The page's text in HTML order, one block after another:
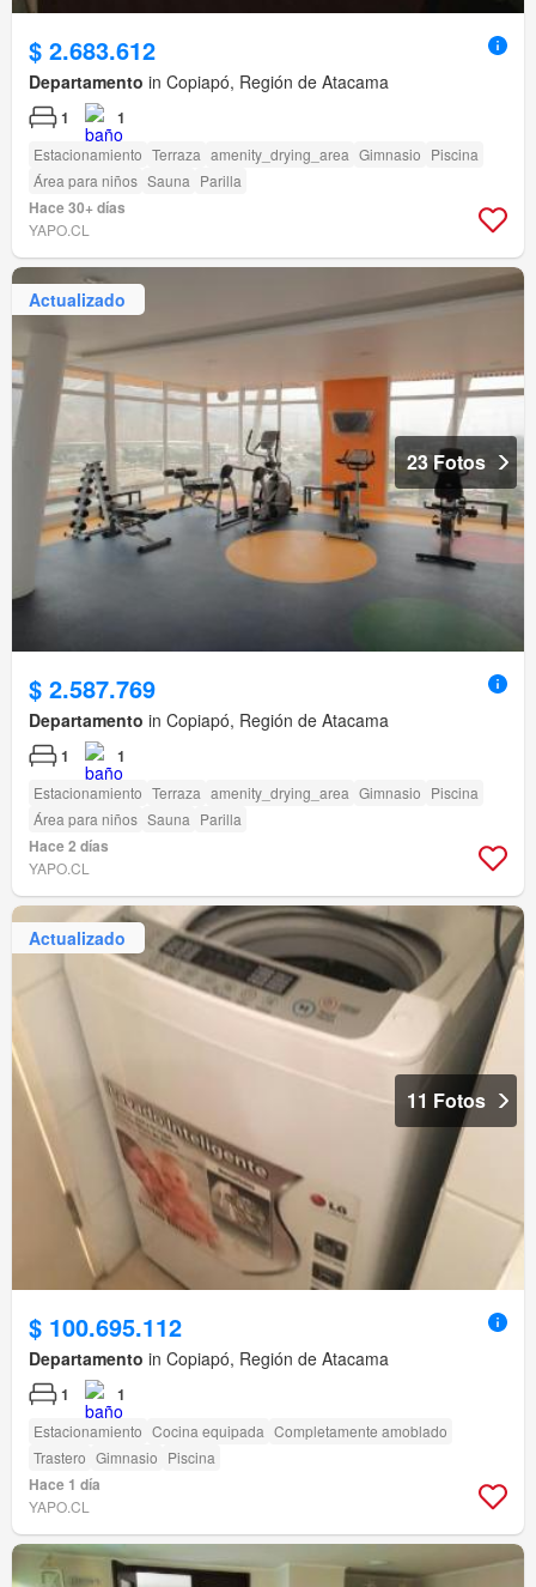
$ 2.683.612
Departamento in Copiapó, Región de Atacama
1 1
Estacionamiento Terraza amenity_drying_area Gimnasio Piscina
Área para niños Sauna Parilla
Hace 30+ días
YAPO.CL
Actualizado
23 Fotos
$ 2.587.769
Departamento in Copiapó, Región de Atacama
1 1
Estacionamiento Terraza amenity_drying_area Gimnasio Piscina
Área para niños Sauna Parilla
Hace 2 días
YAPO.CL
Actualizado
11 Fotos
$ 100.695.112
Departamento in Copiapó, Región de Atacama
1 1
Estacionamiento Cocina equipada Completamente amoblado
Trastero Gimnasio Piscina
Hace 1 día
YAPO.CL